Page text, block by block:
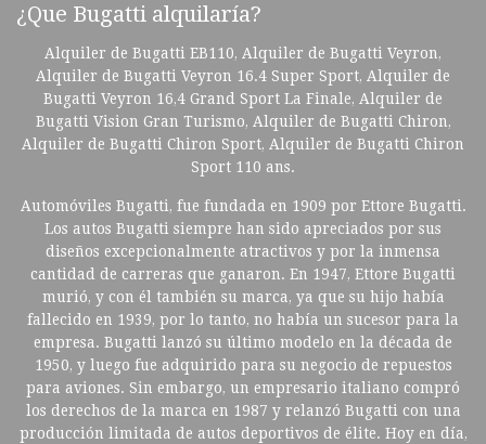
¿Que Bugatti alquilaría?
Alquiler de Bugatti EB110, Alquiler de Bugatti Veyron,
Alquiler de Bugatti Veyron 16.4 Super Sport, Alquiler de
Bugatti Veyron 16,4 Grand Sport La Finale, Alquiler de
Bugatti Vision Gran Turismo, Alquiler de Bugatti Chiron,
Alquiler de Bugatti Chiron Sport, Alquiler de Bugatti Chiron
Sport 110 ans.
Automóviles Bugatti, fue fundada en 1909 por Ettore Bugatti.
Los autos Bugatti siempre han sido apreciados por sus
diseños excepcionalmente atractivos y por la inmensa
cantidad de carreras que ganaron. En 1947, Ettore Bugatti
murió, y con él también su marca, ya que su hijo había
fallecido en 1939, por lo tanto, no había un sucesor para la
empresa. Bugatti lanzó su último modelo en la década de
1950, y luego fue adquirido para su negocio de repuestos
para aviones. Sin embargo, un empresario italiano compró
los derechos de la marca en 1987 y relanzó Bugatti con una
producción limitada de autos deportivos de élite. Hoy en día,